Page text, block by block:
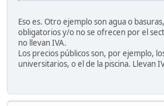
Eso es. Otro ejemplo son agua o
obligatorios y/o no se ofrecen por el
no llevan IVA.
Los precios públicos son, por ejemplo,
universitarios, o el de la piscina. Llevan